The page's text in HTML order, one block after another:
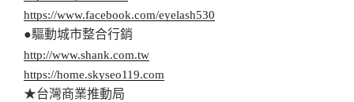
https://www.facebook.com/eyelash530
●驅動城市整合行銷
http://www.shank.com.tw
https://home.skyseo119.com
★台灣商業推動局